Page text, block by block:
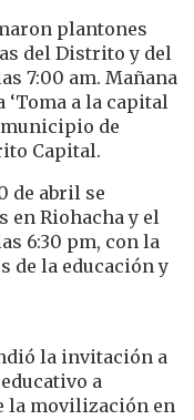
plantones
del Distrito y del
7:00 am. Mañana
a la capital
municipio de
Capital.
de abril se
en Riohacha y el
6:30 pm, con la
de la educación y
la invitación a
a
la movilización en